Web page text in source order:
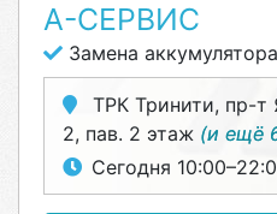
А-СЕРВИС
Замена
ТРК Тринити, пр-т
2, пав. 2 этаж (и ещё
Сегодня